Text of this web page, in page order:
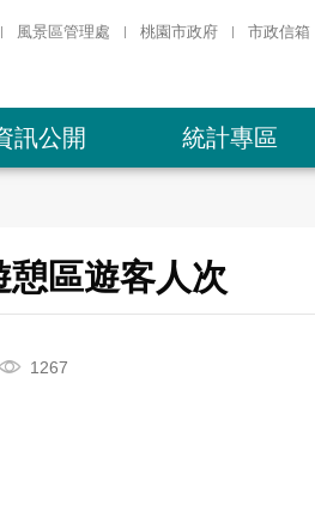
風景區管理處 桃園市政府 市政信箱
訊公開 統計專區
區遊客人次
1267